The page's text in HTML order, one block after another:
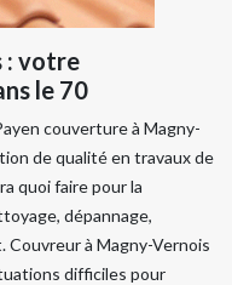
: votre
le 70
couverture à Magny-
de qualité en travaux de
quoi faire pour la
dépannage,
à Magny-Vernois
difficiles pour